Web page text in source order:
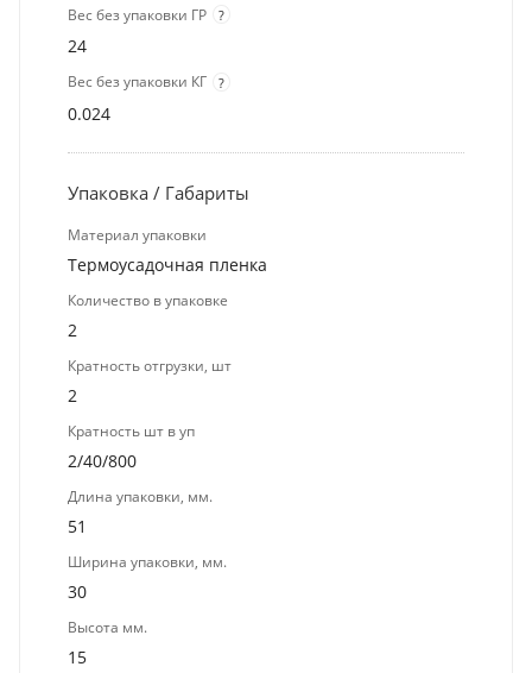
Вес без упаковки ГР ?
24
Вес без упаковки КГ ?
0.024
Упаковка / Габариты
Материал упаковки
Термоусадочная пленка
Количество в упаковке
2
Кратность отгрузки, шт
2
Кратность шт в уп
2/40/800
Длина упаковки, мм.
51
Ширина упаковки, мм.
30
Высота мм.
15